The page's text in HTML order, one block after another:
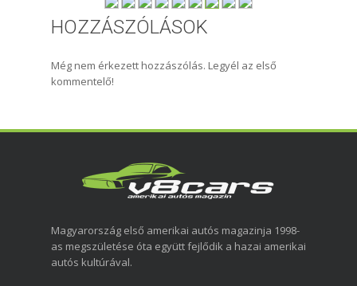
HOZZÁSZÓLÁSOK
Még nem érkezett hozzászólás. Legyél az első
kommentelő!
Magyarország első amerikai autós magazinja 1998-
as megszületése óta együtt fejlődik a hazai amerikai
autós kultúrával.